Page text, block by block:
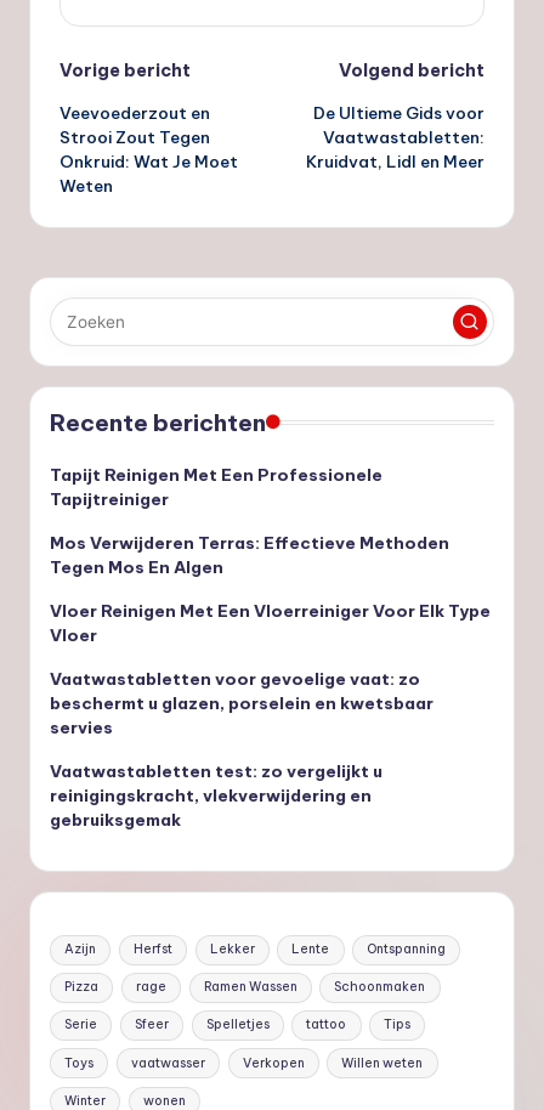
Bericht
navigatie
Vorige bericht
Veevoederzout en
Strooi Zout Tegen
Onkruid: Wat Je Moet
Weten
Volgend bericht
De Ultieme Gids voor
Vaatwastabletten:
Kruidvat, Lidl en Meer
Recente berichten
Tapijt Reinigen Met Een Professionele
Tapijtreiniger
Mos Verwijderen Terras: Effectieve Methoden
Tegen Mos En Algen
Vloer Reinigen Met Een Vloerreiniger Voor Elk Type
Vloer
Vaatwastabletten voor gevoelige vaat: zo
beschermt u glazen, porselein en kwetsbaar
servies
Vaatwastabletten test: zo vergelijkt u
reinigingskracht, vlekverwijdering en
gebruiksgemak
Azijn Herfst Lekker Lente Ontspanning
Pizza rage Ramen Wassen Schoonmaken
Serie Sfeer Spelletjes tattoo Tips
Toys vaatwasser Verkopen Willen weten
Winter wonen